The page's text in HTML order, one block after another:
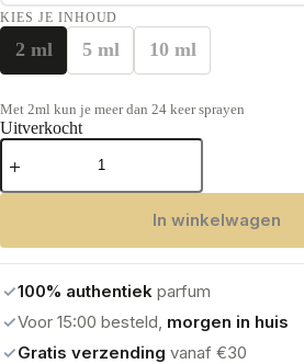
KIES JE INHOUD
2 ml 5 ml 10 ml
Met 2ml kun je meer dan 24 keer sprayen
Uitverkocht
Guerlain Spiritueuse
Double
Eau
In winkelwagen
✓100% authentiek parfum
✓Voor 15:00 besteld, morgen in huis
✓Gratis verzending vanaf €30